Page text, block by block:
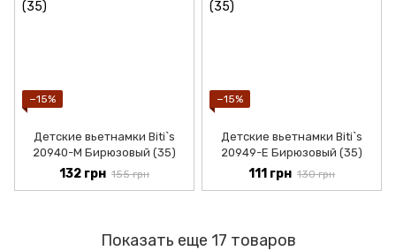
−15%
Детские вьетнамки Biti`s
20940-М Бирюзовый (35)
132 грн 155 грн
−15%
Детские вьетнамки Biti`s
20949-Е Бирюзовый (35)
111 грн 130 грн
Показать еще 17 товаров